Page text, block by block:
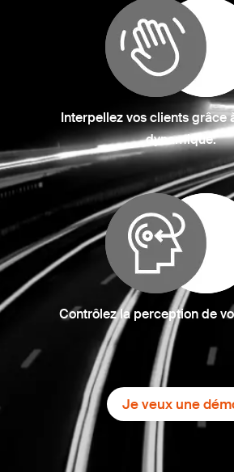
Interpellez vos clients grâce
dynamique.
Contrôlez la perception de
Je veux une